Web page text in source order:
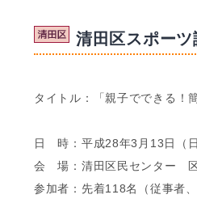
清田区スポーツ
タイトル：「親子でできる！
日 時：平成28年3月13日（
会 場：清田区民センター 区
参加者：先着118名（従事者、